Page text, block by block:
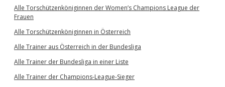
Alle Torschützenköniginnen der Women’s Champions League der
Frauen
Alle Torschützenköniginnen in Österreich
Alle Trainer aus Österreich in der Bundesliga
Alle Trainer der Bundesliga in einer Liste
Alle Trainer der Champions-League-Sieger